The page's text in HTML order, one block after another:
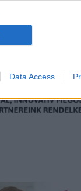
Data Access